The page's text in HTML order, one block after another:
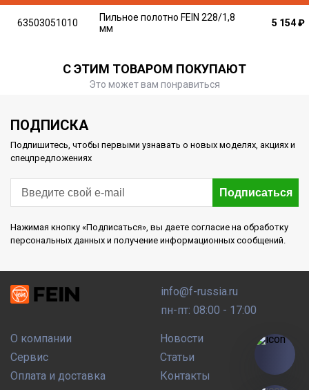
63503051010
Пильное полотно FEIN 228/1,8
мм
5 154₽
С ЭТИМ ТОВАРОМ ПОКУПАЮТ
Это может вам понравиться
ПОДПИСКА
Подпишитесь, чтобы первыми узнавать о новых моделях, акциях и
спецпредложениях
Подписаться
Нажимая кнопку «Подписаться», вы даете согласие на обработку
персональных данных и получение информационных сообщений.
О компании
Сервис
Оплата и доставка
Новости
Статьи
Контакты
info@f-russia.ru
пн-пт: 08:00 - 17:00